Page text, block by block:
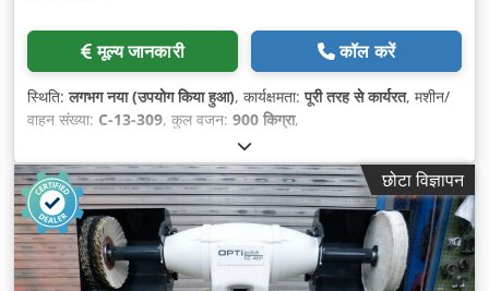
मूल्य जानकारी कॉल करें
स्थिति:लगभग नया (उपयोग किया हुआ), कार्यक्षमता:पूरी तरह से कार्यरत, मशीन/
वाहन संख्या: C-13-309, कुल वजन: 900 किग्रा,
छोटा विज्ञापन